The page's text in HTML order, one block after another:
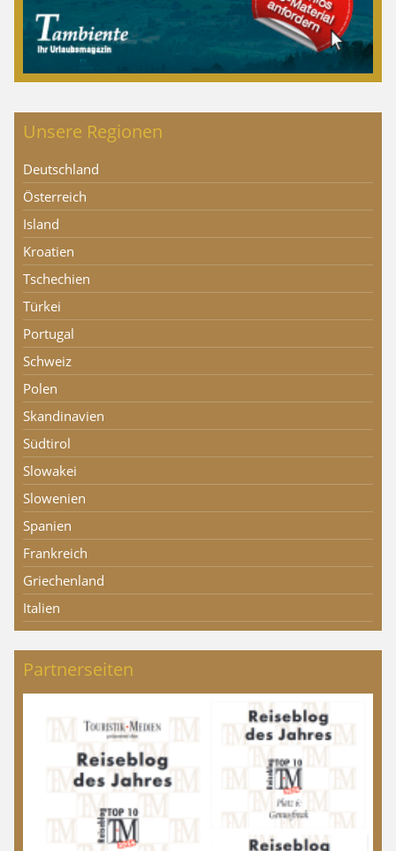
Unsere Regionen
Deutschland
Österreich
Island
Kroatien
Tschechien
Türkei
Portugal
Schweiz
Polen
Skandinavien
Südtirol
Slowakei
Slowenien
Spanien
Frankreich
Griechenland
Italien
Partnerseiten